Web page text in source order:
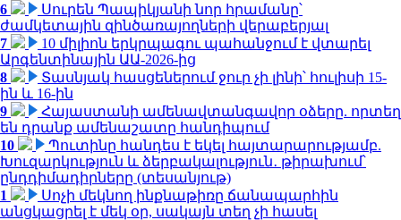
6
Սուրեն Պապիկյանի նոր հրամանը՝
ժամկետային զինծառայողների վերաբերյալ
7
10 միլիոն երկրպագու պահանջում է վտարել
Արգենտինային ԱԱ-2026-ից
8
Տասնյակ հասցեներում ջուր չի լինի՝ հուլիսի 15-
ին և 16-ին
9
Հայաստանի ամենավտանգավոր օձերը. որտեղ
են դրանք ամենաշատը հանդիպում
10
Պուտինը հանդես է եկել հայտարարությամբ.
Խուզարկություն և ձերբակալություն․ թիրախում՝
ընդդիմադիրները (տեսանյութ)
1
Սոչի մեկնող ինքնաթիռը ճանապարհին
անցկացրել է մեկ օր, սակայն տեղ չի հասել